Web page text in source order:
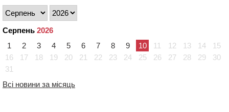
Серпень 2026
1
2 3 4 5 6 7 8 9 10 11 12 13 14
15
16
17 18 19 20 21 22 23 24 25 26 27 28 29
30
31
Всі новини за місяць